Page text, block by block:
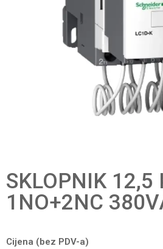
SKLOPNIK 12,5
1NO+2NC
Cijena (bez PDV-a)